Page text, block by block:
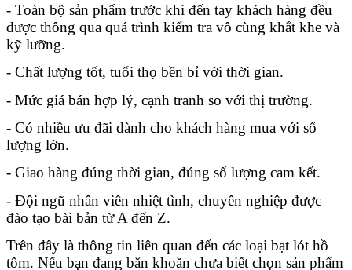
- Toàn bộ sản phẩm trước khi đến tay khách hàng đều
được thông qua quá trình kiểm tra vô cùng khắt khe và
kỹ lưỡng.
- Chất lượng tốt, tuổi thọ bền bỉ với thời gian.
- Mức giá bán hợp lý, cạnh tranh so với thị trường.
- Có nhiều ưu đãi dành cho khách hàng mua với số
lượng lớn.
- Giao hàng đúng thời gian, đúng số lượng cam kết.
- Đội ngũ nhân viên nhiệt tình, chuyên nghiệp được
đào tạo bài bản từ A đến Z.
Trên đây là thông tin liên quan đến các loại bạt lót hồ
tôm. Nếu bạn đang băn khoăn chưa biết chọn sản phẩm